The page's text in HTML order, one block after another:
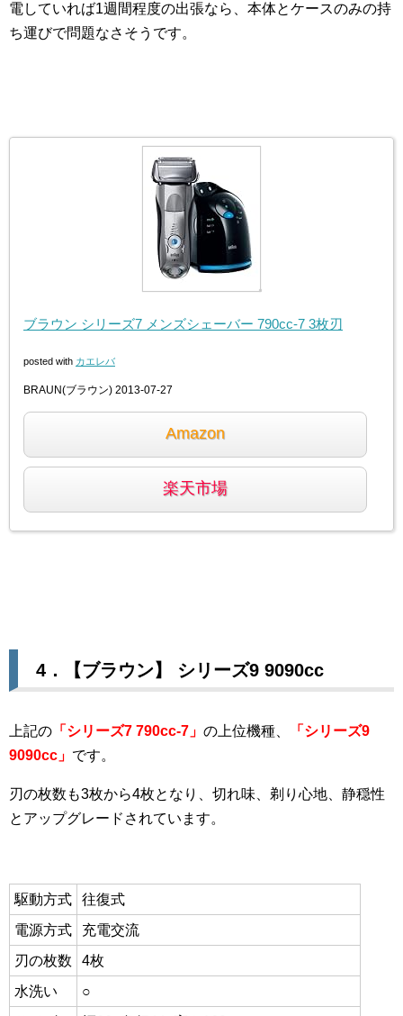
電していれば1週間程度の出張なら、本体とケースのみの持
ち運びで問題なさそうです。
ブラウン シリーズ7 メンズシェーバー 790cc-7 3枚刃
posted with カエレバ
BRAUN(ブラウン) 2013-07-27
Amazon
楽天市場
4．【ブラウン】 シリーズ9 9090cc
上記の 「シリーズ7 790cc-7」 の上位機種、
「シリーズ9
9090cc」 です。
刃の枚数も3枚から4枚となり、切れ味、剃り心地、静穏性
とアップグレードされています。
駆動方式
往復式
電源方式
充電交流
刃の枚数
4枚
水洗い
○